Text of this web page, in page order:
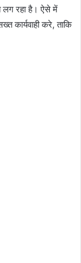
लग रहा है। ऐसे में
कार्यवाही करे, ताकि